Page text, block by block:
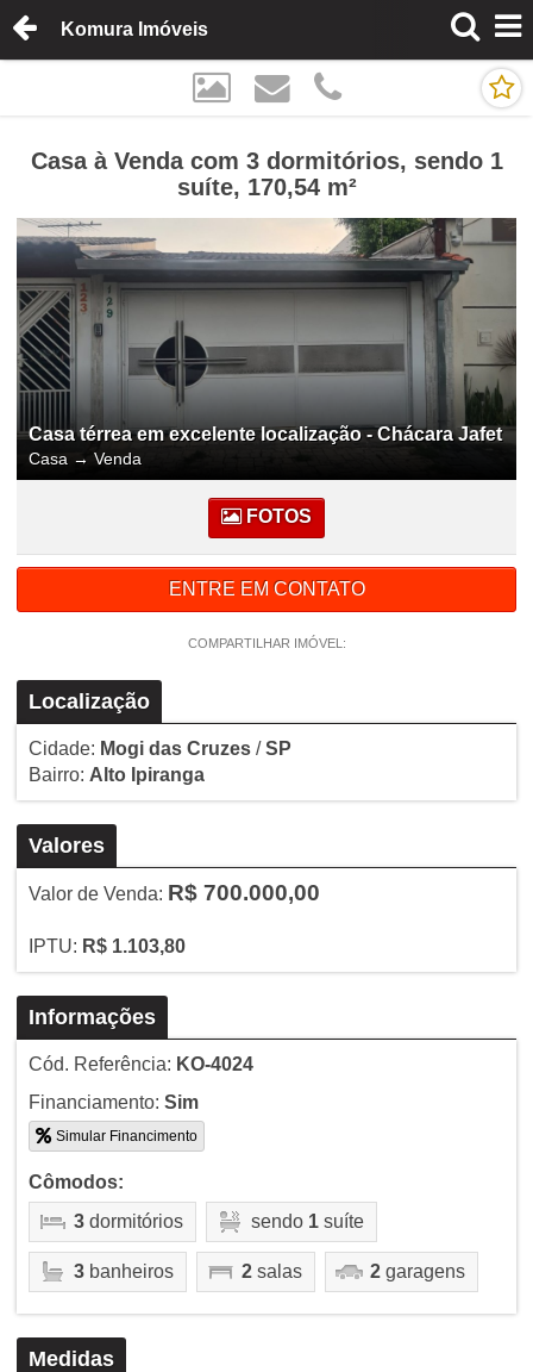
Komura Imóveis
Casa à Venda com 3 dormitórios, sendo 1
suíte, 170,54 m²
Casa térrea em excelente localização - Chácara Jafet
Casa → Venda
FOTOS
ENTRE EM CONTATO
COMPARTILHAR IMÓVEL:
Localização
Cidade: Mogi das Cruzes/SP
Bairro: Alto Ipiranga
Valores
Valor de Venda: R$ 700.000,00
IPTU: R$ 1.103,80
Informações
Cód. Referência: KO-4024
Financiamento: Sim
Simular Financimento
Cômodos:
3dormitórios sendo 1suíte
3banheiros 2salas 2garagens
Medidas